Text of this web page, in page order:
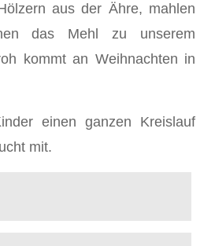
aus der Ähre, mahlen
das Mehl zu unserem
kommt an Weihnachten in
einen ganzen Kreislauf
mit.